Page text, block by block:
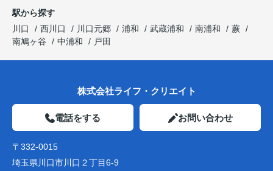
駅から探す
川口
西川口 川口元郷 浦和 武蔵浦和 南浦和
蕨
南鳩ヶ谷
中浦和 戸田
株式会社ライフ・クリエイト
電話をする お問い合わせ
〒332-0015
埼玉県川口市川口２丁目6-9